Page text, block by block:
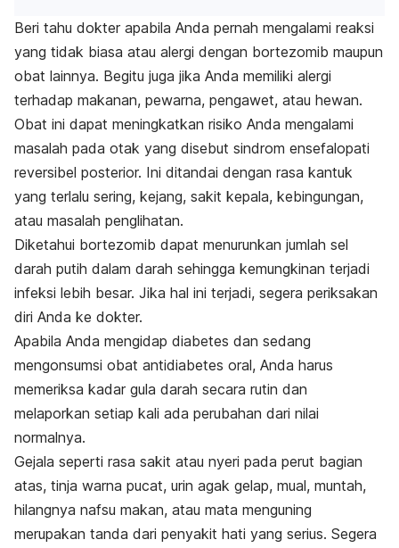
Beri tahu dokter apabila Anda pernah mengalami reaksi
yang tidak biasa atau alergi dengan bortezomib maupun
obat lainnya. Begitu juga jika Anda memiliki alergi
terhadap makanan, pewarna, pengawet, atau hewan.
Obat ini dapat meningkatkan risiko Anda mengalami
masalah pada otak yang disebut sindrom ensefalopati
reversibel posterior. Ini ditandai dengan rasa kantuk
yang terlalu sering, kejang, sakit kepala, kebingungan,
atau masalah penglihatan.
Diketahui bortezomib dapat menurunkan jumlah sel
darah putih dalam darah sehingga kemungkinan terjadi
infeksi lebih besar. Jika hal ini terjadi, segera periksakan
diri Anda ke dokter.
Apabila Anda mengidap diabetes dan sedang
mengonsumsi obat antidiabetes oral, Anda harus
memeriksa kadar gula darah secara rutin dan
melaporkan setiap kali ada perubahan dari nilai
normalnya.
Gejala seperti rasa sakit atau nyeri pada perut bagian
atas, tinja warna pucat, urin agak gelap, mual, muntah,
hilangnya nafsu makan, atau mata menguning
merupakan tanda dari penyakit hati yang serius. Segera